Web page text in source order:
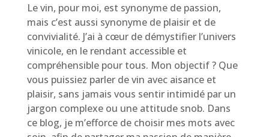
Le vin, pour moi, est synonyme de passion,
mais c’est aussi synonyme de plaisir et de
convivialité. J’ai à cœur de démystifier l’univers
vinicole, en le rendant accessible et
compréhensible pour tous. Mon objectif ? Que
vous puissiez parler de vin avec aisance et
plaisir, sans jamais vous sentir intimidé par un
jargon complexe ou une attitude snob. Dans
ce blog, je m’efforce de choisir mes mots avec